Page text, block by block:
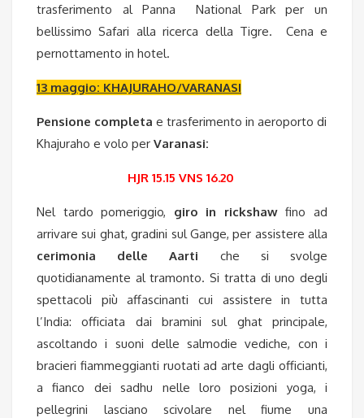
trasferimento al Panna National Park per un
bellissimo Safari alla ricerca della Tigre. Cena e
pernottamento in hotel.
13 maggio: KHAJURAHO/VARANASI
Pensione completa e trasferimento in aeroporto di
Khajuraho e volo per Varanasi:
HJR 15.15 VNS 16.20
Nel tardo pomeriggio, giro in rickshawfino ad
arrivare sui ghat, gradini sul Gange, per assistere alla
cerimonia delle Aarti che si svolge
quotidianamente al tramonto. Si tratta di uno degli
spettacoli più affascinanti cui assistere in tutta
l’India: officiata dai bramini sul ghat principale,
ascoltando i suoni delle salmodie vediche, con i
bracieri fiammeggianti ruotati ad arte dagli officianti,
a fianco dei sadhu nelle loro posizioni yoga, i
pellegrini lasciano scivolare nel fiume una